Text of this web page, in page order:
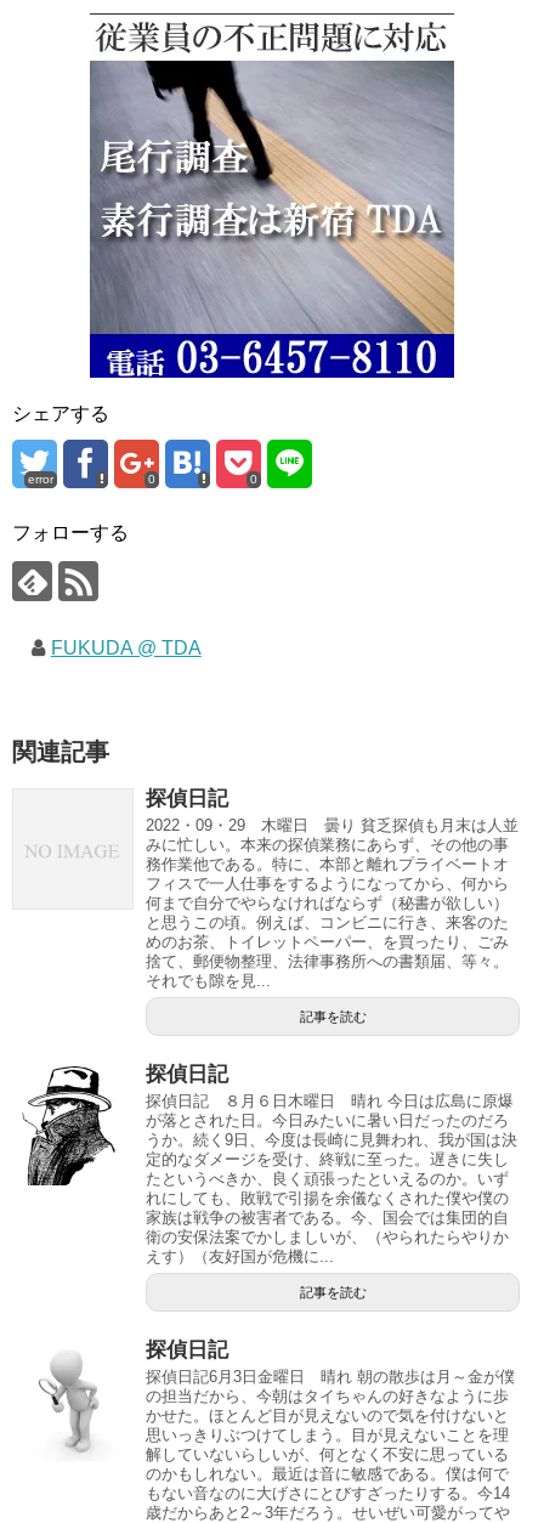
シェアする
error 0 0
フォローする
FUKUDA @ TDA
関連記事
探偵日記
2022・09・29 木曜日 曇り 貧乏探偵も月末は人並
みに忙しい。本来の探偵業務にあらず、その他の事
務作業他である。特に、本部と離れプライベートオ
フィスで一人仕事をするようになってから、何から
何まで自分でやらなければならず（秘書が欲しい）
と思うこの頃。例えば、コンビニに行き、来客のた
めのお茶、トイレットペーパー、を買ったり、ごみ
捨て、郵便物整理、法律事務所への書類届、等々。
それでも隙を見...
記事を読む
探偵日記
探偵日記 ８月６日木曜日 晴れ 今日は広島に原爆
が落とされた日。今日みたいに暑い日だったのだろ
うか。続く9日、今度は長崎に見舞われ、我が国は決
定的なダメージを受け、終戦に至った。遅きに失し
たというべきか、良く頑張ったといえるのか。いず
れにしても、敗戦で引揚を余儀なくされた僕や僕の
家族は戦争の被害者である。今、国会では集団的自
衛の安保法案でかしましいが、（やられたらやりか
えす）（友好国が危機に...
記事を読む
探偵日記
探偵日記6月3日金曜日 晴れ 朝の散歩は月～金が僕
の担当だから、今朝はタイちゃんの好きなように歩
かせた。ほとんど目が見えないので気を付けないと
思いっきりぶつけてしまう。目が見えないことを理
解していないらしいが、何となく不安に思っている
のかもしれない。最近は音に敏感である。僕は何で
もない音なのに大げさにとびすざったりする。今14
歳だからあと2～3年だろう。せいぜい可愛がってや